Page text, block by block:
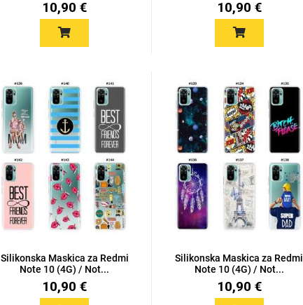
10,90 € 10,90 €
Silikonska Maskica za Redmi
Note 10 (4G) / Not...
10,90 €
Silikonska Maskica za Redmi
Note 10 (4G) / Not...
10,90 €